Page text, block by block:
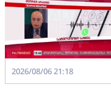
2026/08/06 21:18